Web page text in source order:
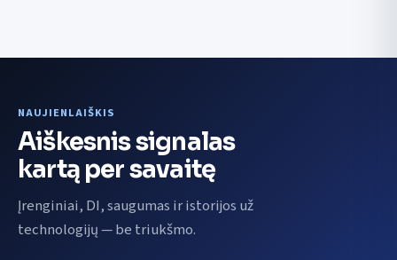
NAUJIENLAIŠKIS
Aiškesnis signalas
kartą per savaitę
Įrenginiai, DI, saugumas ir istorijos už
technologijų — be triukšmo.